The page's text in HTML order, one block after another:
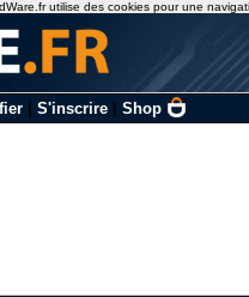
| S'inscrire| Shop
utilise des cookies pour une